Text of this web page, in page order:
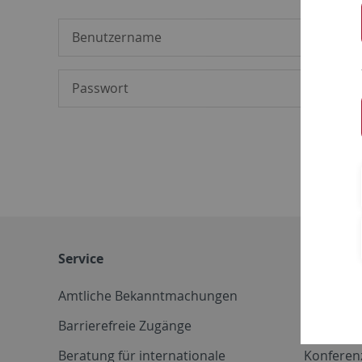
Service
Amtliche Bekanntmachungen
Barrierefreie Zugänge
Beratung für internationale